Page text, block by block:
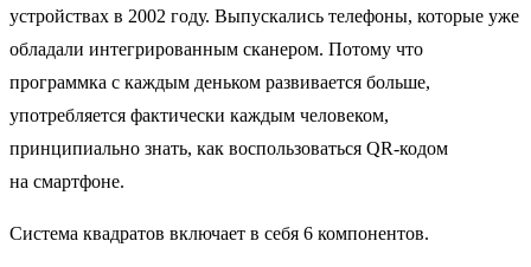
устройствах в 2002 году. Выпускались телефоны, которые уже
обладали интегрированным сканером. Потому что
программка с каждым деньком развивается больше,
употребляется фактически каждым человеком,
принципиально знать, как воспользоваться QR-кодом
на смартфоне.
Система квадратов включает в себя 6 компонентов.